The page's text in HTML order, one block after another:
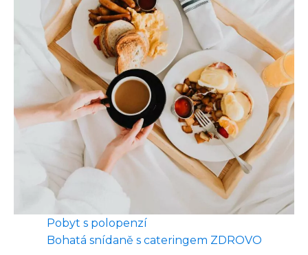
Pobyt s polopenzí
Bohatá snídaně s cateringem ZDROVO